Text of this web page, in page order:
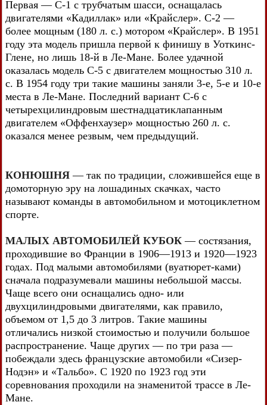
Первая — С-1 с трубчатым шасси, оснащалась
двигателями «Кадиллак» или «Крайслер». С-2 —
более мощным (180 л. с.) мотором «Крайслер». В 1951
году эта модель пришла первой к финишу в Уоткинс-
Глене, но лишь 18-й в Ле-Мане. Более удачной
оказалась модель С-5 с двигателем мощностью 310 л.
с. В 1954 году три такие машины заняли 3-е, 5-е и 10-е
места в Ле-Мане. Последний вариант С-6 с
четырехцилиндровым шестнадцатиклапанным
двигателем «Оффенхаузер» мощностью 260 л. с.
оказался менее резвым, чем предыдущий.
КОНЮШНЯ — так по традиции, сложившейся еще в
домоторную эру на лошадиных скачках, часто
называют команды в автомобильном и мотоциклетном
спорте.
МАЛЫХ АВТОМОБИЛЕЙ КУБОК — состязания,
проходившие во Франции в 1906—1913 и 1920—1923
годах. Под малыми автомобилями (вуатюрет-ками)
сначала подразумевали машины небольшой массы.
Чаще всего они оснащались одно- или
двухцилиндровыми двигателями, как правило,
объемом от 1,5 до 3 литров. Такие машины
отличались низкой стоимостью и получили большое
распространение. Чаще других — по три раза —
побеждали здесь французские автомобили «Сизер-
Нодэн» и «Тальбо». С 1920 по 1923 год эти
соревнования проходили на знаменитой трассе в Ле-
Мане.